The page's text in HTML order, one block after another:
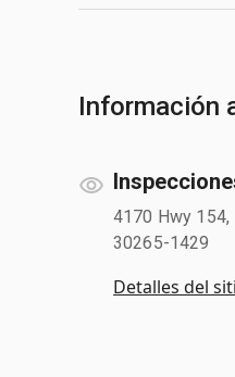
Información
4170 Hwy 154,
30265-1429
Detalles del